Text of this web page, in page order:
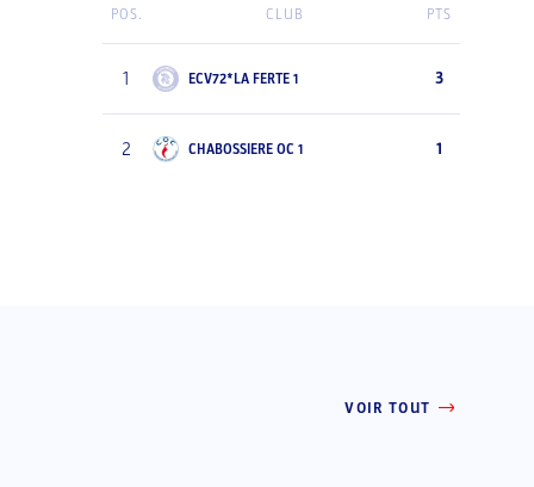
POS. CLUB PTS
1 ECV72*LA FERTE 1 3
2 CHABOSSIERE OC 1 1
VOIR TOUT